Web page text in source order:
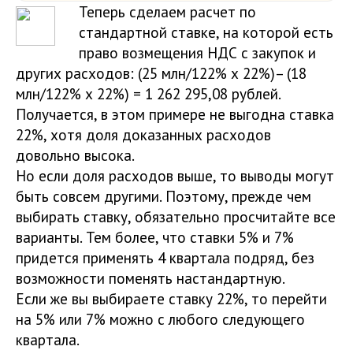
Теперь сделаем расчет по
стандартной ставке, на которой есть
право возмещения НДС с закупок и
других расходов: (25 млн/122% х 22%)– (18
млн/122% х 22%) = 1 262 295,08 рублей.
Получается, в этом примере не выгодна ставка
22%, хотя доля доказанных расходов
довольно высока.
Но если доля расходов выше, то выводы могут
быть совсем другими. Поэтому, прежде чем
выбирать ставку, обязательно просчитайте все
варианты. Тем более, что ставки 5% и 7%
придется применять 4 квартала подряд, без
возможности поменять настандартную.
Если же вы выбираете ставку 22%, то перейти
на 5% или 7% можно с любого следующего
квартала.